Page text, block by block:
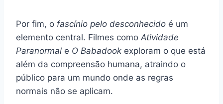
Por fim, o fascínio pelo desconhecido é um
elemento central. Filmes como Atividade
Paranormal e O Babadook exploram o que está
além da compreensão humana, atraindo o
público para um mundo onde as regras
normais não se aplicam.